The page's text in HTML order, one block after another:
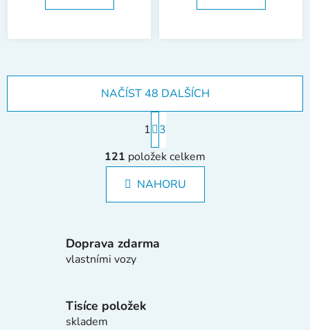
O
v
l
á
d
c
í
NAČÍST 48 DALŠÍCH
S
t
r
á
n
k
í
1
3
121 položek celkem
NAHORU
Doprava zdarma
vlastními vozy
Tisíce položek
skladem